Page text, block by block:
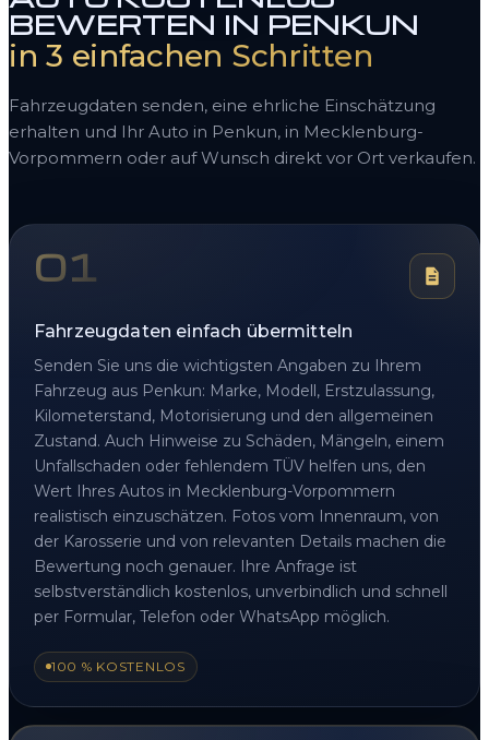
BEWERTEN IN PENKUN
in 3 einfachen Schritten
Fahrzeugdaten senden, eine ehrliche Einschätzung
erhalten und Ihr Auto in Penkun, in Mecklenburg-
Vorpommern oder auf Wunsch direkt vor Ort verkaufen.
01
Fahrzeugdaten einfach übermitteln
Senden Sie uns die wichtigsten Angaben zu Ihrem
Fahrzeug aus Penkun: Marke, Modell, Erstzulassung,
Kilometerstand, Motorisierung und den allgemeinen
Zustand. Auch Hinweise zu Schäden, Mängeln, einem
Unfallschaden oder fehlendem TÜV helfen uns, den
Wert Ihres Autos in Mecklenburg-Vorpommern
realistisch einzuschätzen. Fotos vom Innenraum, von
der Karosserie und von relevanten Details machen die
Bewertung noch genauer. Ihre Anfrage ist
selbstverständlich kostenlos, unverbindlich und schnell
per Formular, Telefon oder WhatsApp möglich.
100 % KOSTENLOS